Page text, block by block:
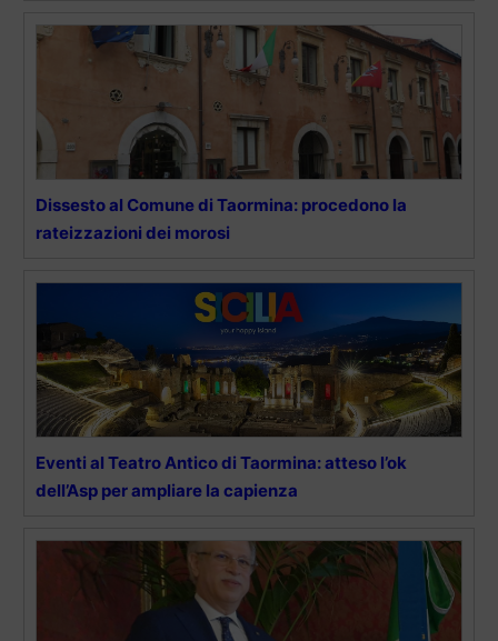
Dissesto al Comune di Taormina: procedono la
rateizzazioni dei morosi
Eventi al Teatro Antico di Taormina: atteso l’ok
dell’Asp per ampliare la capienza